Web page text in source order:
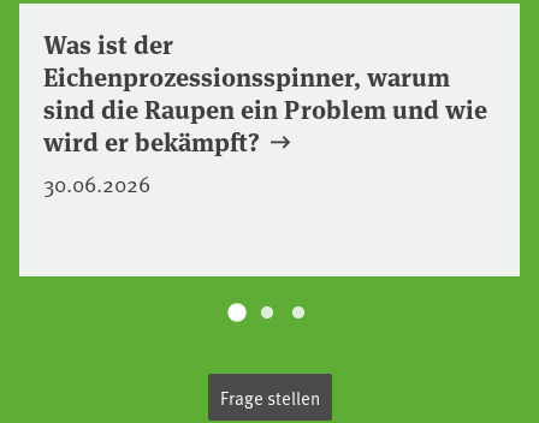
Was ist der
Eichenprozessionsspinner, warum
sind die Raupen ein Problem und wie
wird er bekämpft?
30.06.2026
Frage stellen